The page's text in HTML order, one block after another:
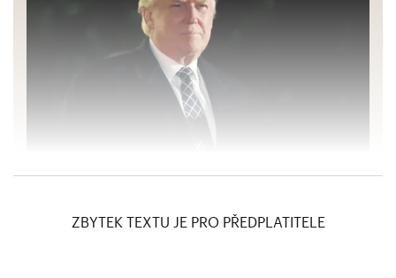
Vojáci a boháči. 10 klíčových členů Trumpovy
ZBYTEK TEXTU JE PRO PŘEDPLATITELE